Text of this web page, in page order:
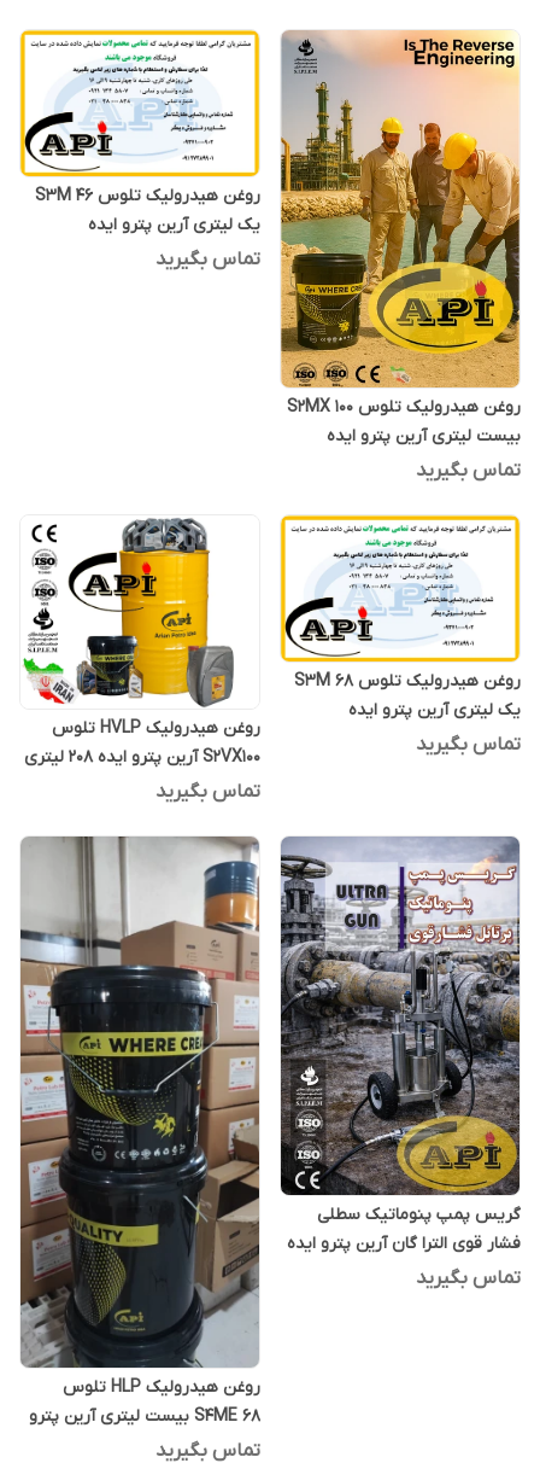
روغن هیدرولیک تلوس S2MX 100
بیست لیتری آرین پترو ایده
تماس بگیرید
روغن هیدرولیک تلوس S3M 46
یک لیتری آرین پترو ایده
تماس بگیرید
روغن هیدرولیک تلوس S3M 68
یک لیتری آرین پترو ایده
تماس بگیرید
روغن هیدرولیک HVLP تلوس
S2VX100 آرین پترو ایده 208 لیتری
تماس بگیرید
گریس پمپ پنوماتیک سطلی
فشار قوی الترا گان آرین پترو ایده
تماس بگیرید
روغن هیدرولیک HLP تلوس
S4ME 68 بیست لیتری آرین پترو
ایده
تماس بگیرید